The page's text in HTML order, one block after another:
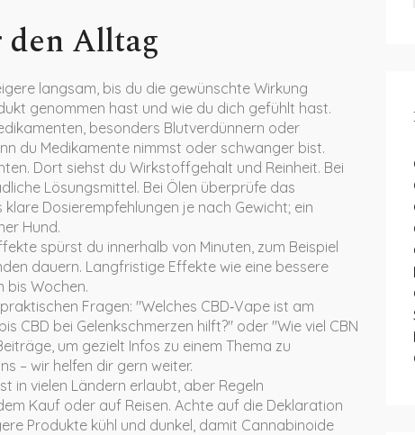
Alltag
langsam, bis du die gewünschte Wirkung
genommen hast und wie du dich gefühlt hast.
besonders Blutverdünnern oder
du Medikamente nimmst oder schwanger bist.
Dort siehst du Wirkstoffgehalt und Reinheit. Bei
Lösungsmittel. Bei Ölen überprüfe das
Dosierempfehlungen je nach Gewicht; ein
Hund.
spürst du innerhalb von Minuten, zum Beispiel
dauern. Langfristige Effekte wie eine bessere
bis Wochen.
Fragen: "Welches CBD‑Vape ist am
CBD bei Gelenkschmerzen hilft?" oder "Wie viel CBN
um gezielt Infos zu einem Thema zu
– wir helfen dir gern weiter.
in vielen Ländern erlaubt, aber Regeln
Kauf oder auf Reisen. Achte auf die Deklaration
Produkte kühl und dunkel, damit Cannabinoide